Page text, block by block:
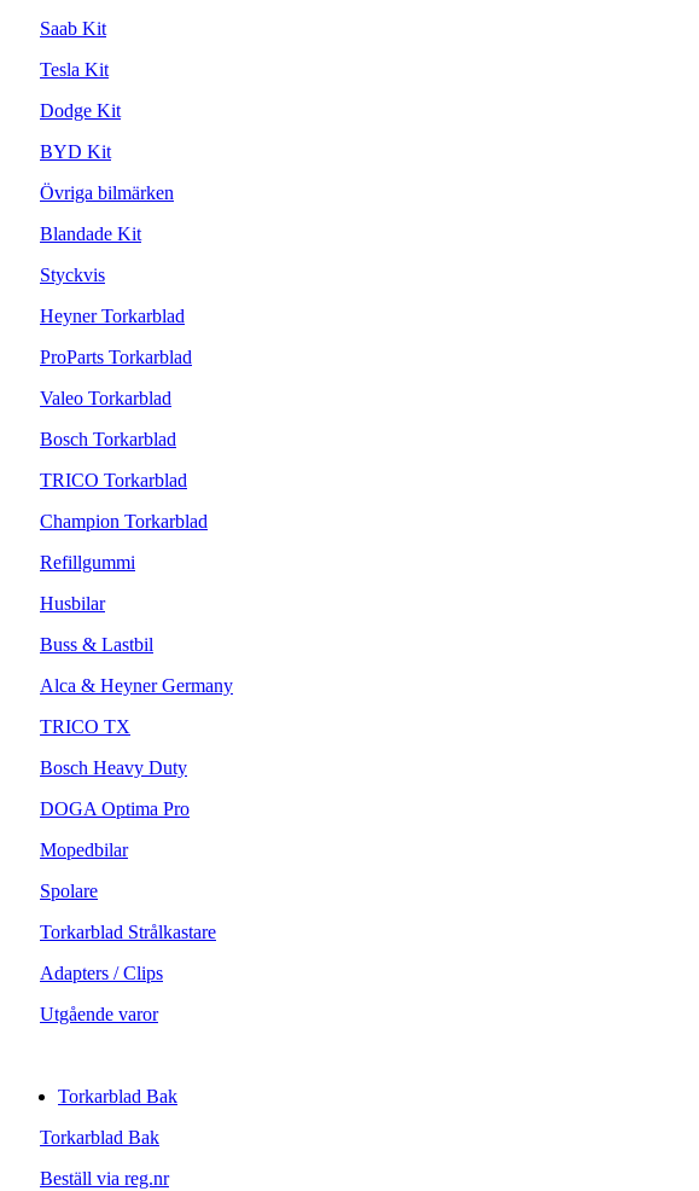
Saab Kit
Tesla Kit
Dodge Kit
BYD Kit
Övriga bilmärken
Blandade Kit
Styckvis
Heyner Torkarblad
ProParts Torkarblad
Valeo Torkarblad
Bosch Torkarblad
TRICO Torkarblad
Champion Torkarblad
Refillgummi
Husbilar
Buss & Lastbil
Alca & Heyner Germany
TRICO TX
Bosch Heavy Duty
DOGA Optima Pro
Mopedbilar
Spolare
Torkarblad Strålkastare
Adapters / Clips
Utgående varor
Torkarblad Bak
Torkarblad Bak
Beställ via reg.nr